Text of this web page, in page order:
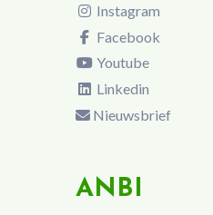
Instagram
Facebook
Youtube
Linkedin
Nieuwsbrief
ANBI